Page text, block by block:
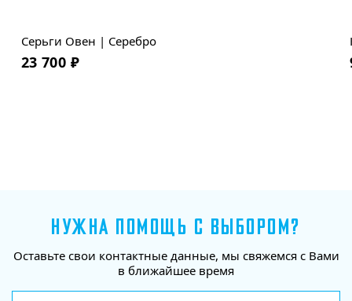
Новинка
Серьги Овен | Серебро
23 700 ₽
НУЖНА ПОМОЩЬ С ВЫБОРОМ?
Оставьте свои контактные данные, мы свяжемся с Вами
в ближайшее время